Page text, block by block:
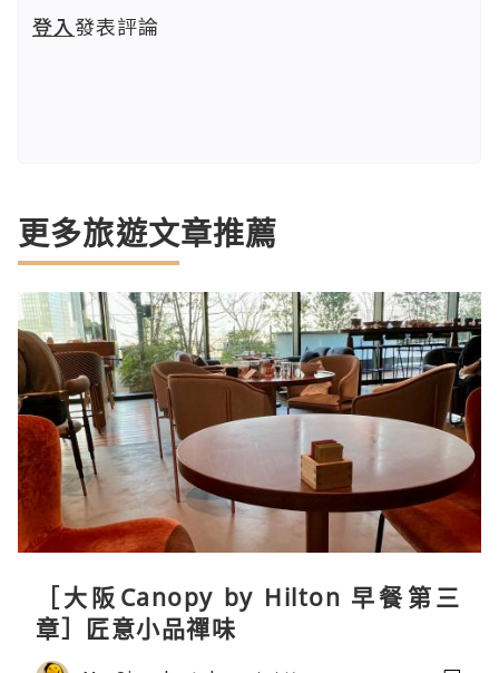
登入發表評論
更多旅遊文章推薦
［大阪Canopy by Hilton 早餐第三
章］匠意小品禪味